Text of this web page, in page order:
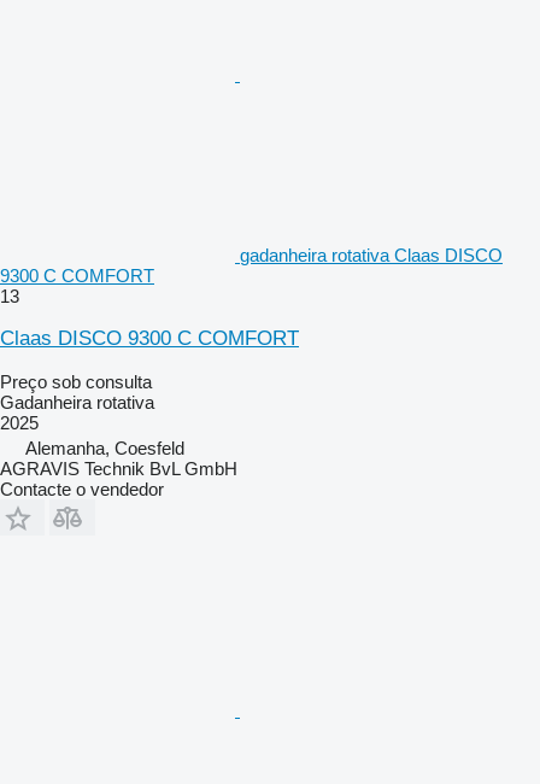
gadanheira rotativa Claas DISCO
9300 C COMFORT
13
Claas DISCO 9300 C COMFORT
Preço sob consulta
Gadanheira rotativa
2025
Alemanha, Coesfeld
AGRAVIS Technik BvL GmbH
Contacte o vendedor